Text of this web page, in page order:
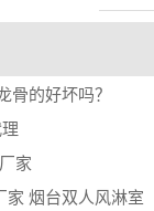
骨的好坏吗？
家
家 烟台双人风淋室